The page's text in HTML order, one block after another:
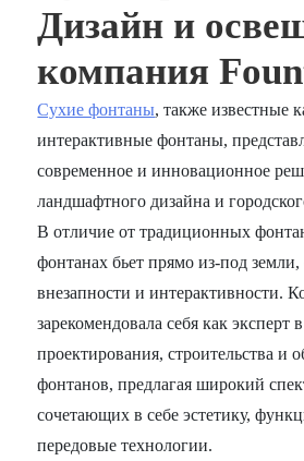
Дизайн и
компания
Сухие фонтаны, также известные
интерактивные фонтаны,
современное и инновационное
ландшафтного дизайна и
В отличие от традиционных
фонтанах бьет прямо из-под земли,
внезапности и интерактивности.
зарекомендовала себя как эксперт
проектирования, строительства и
фонтанов, предлагая широкий
сочетающих в себе эстетику,
передовые технологии.